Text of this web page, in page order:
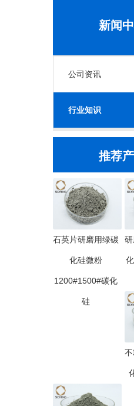
新闻
公司资讯
行业知识
推荐
石英片研磨用绿碳
化硅微粉
1200#1500#碳化
硅